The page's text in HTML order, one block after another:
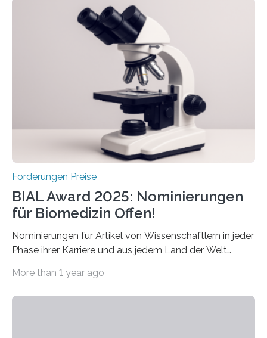
Schlaganfall“ mit Sitz in Würzburg fördert die
Schlaganfallforschung, um die Behandlung der
Betroffenen zu verbessern. Dazu schreibt sie auch in
diesem Jahr wieder deutschlandweit den Hentschel-
Preis aus. Er richtet sich gezielt an jüngere
Forscherinnen und Forscher unter 40 Jahren. Geehrt
werden soll eine herausragende Doktorarbeit oder eine
hochrangige wissenschaftliche Publikation zum Thema
Förderungen Preise
BIAL Award 2025: Nominierungen
für Biomedizin Offen!
Nominierungen für Artikel von Wissenschaftlern in jeder
Phase ihrer Karriere und aus jedem Land der Welt
Leben gerufen, um die bemerkenswertesten
More than 1 year ago